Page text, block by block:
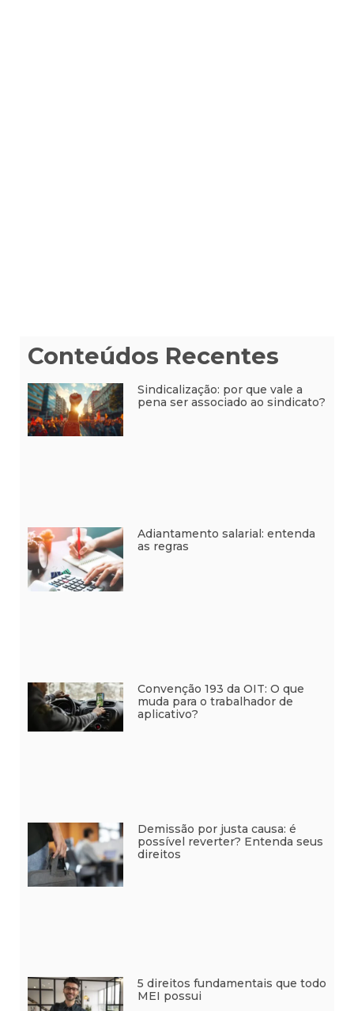
Conteúdos Recentes
Sindicalização: por que vale a
pena ser associado ao sindicato?
Adiantamento salarial: entenda
as regras
Convenção 193 da OIT: O que
muda para o trabalhador de
aplicativo?
Demissão por justa causa: é
possível reverter? Entenda seus
direitos
5 direitos fundamentais que todo
MEI possui